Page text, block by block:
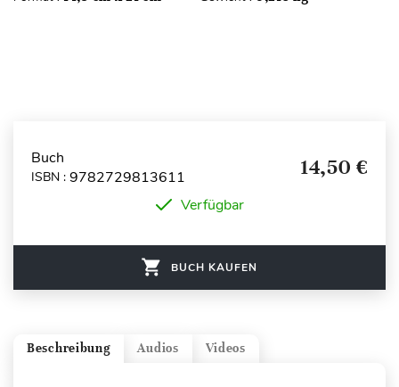
Buch
ISBN : 9782729813611 14,50 €
Verfügbar
BUCH KAUFEN
Videos
Audios
Beschreibung